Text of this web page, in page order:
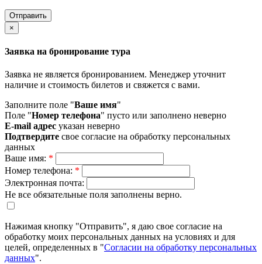
×
Заявка на бронирование тура
Заявка не является бронированием. Менеджер уточнит
наличие и стоимость билетов и свяжется с вами.
Заполните поле "Ваше имя"
Поле "Номер телефона" пусто или заполнено неверно
E-mail адрес указан неверно
Подтвердите свое согласие на обработку персональных
данных
Ваше имя: *
Номер телефона: *
Электронная почта:
Не все обязательные поля заполнены верно.
Нажимая кнопку "Отправить", я даю свое согласие на
обработку моих персональных данных на условиях и для
целей, определенных в "Согласии на обработку персональных
данных".